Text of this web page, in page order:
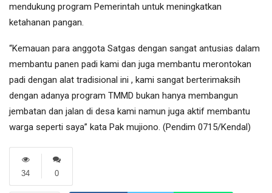
mendukung program Pemerintah untuk meningkatkan
ketahanan pangan.
“Kemauan para anggota Satgas dengan sangat antusias dalam
membantu panen padi kami dan juga membantu merontokan
padi dengan alat tradisional ini , kami sangat berterimaksih
dengan adanya program TMMD bukan hanya membangun
jembatan dan jalan di desa kami namun juga aktif membantu
warga seperti saya” kata Pak mujiono. (Pendim 0715/Kendal)
0
34